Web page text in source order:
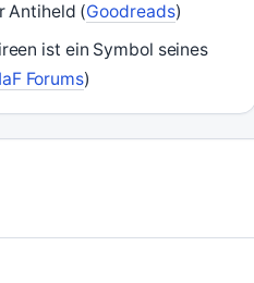
Antiheld (Goodreads)
ist ein Symbol seines
Forums)